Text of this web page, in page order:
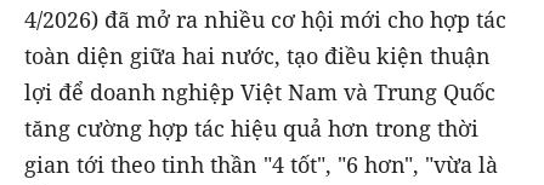
4/2026) đã mở ra nhiều cơ hội mới cho hợp tác
toàn diện giữa hai nước, tạo điều kiện thuận
lợi để doanh nghiệp Việt Nam và Trung Quốc
tăng cường hợp tác hiệu quả hơn trong thời
gian tới theo tinh thần "4 tốt", "6 hơn", "vừa là